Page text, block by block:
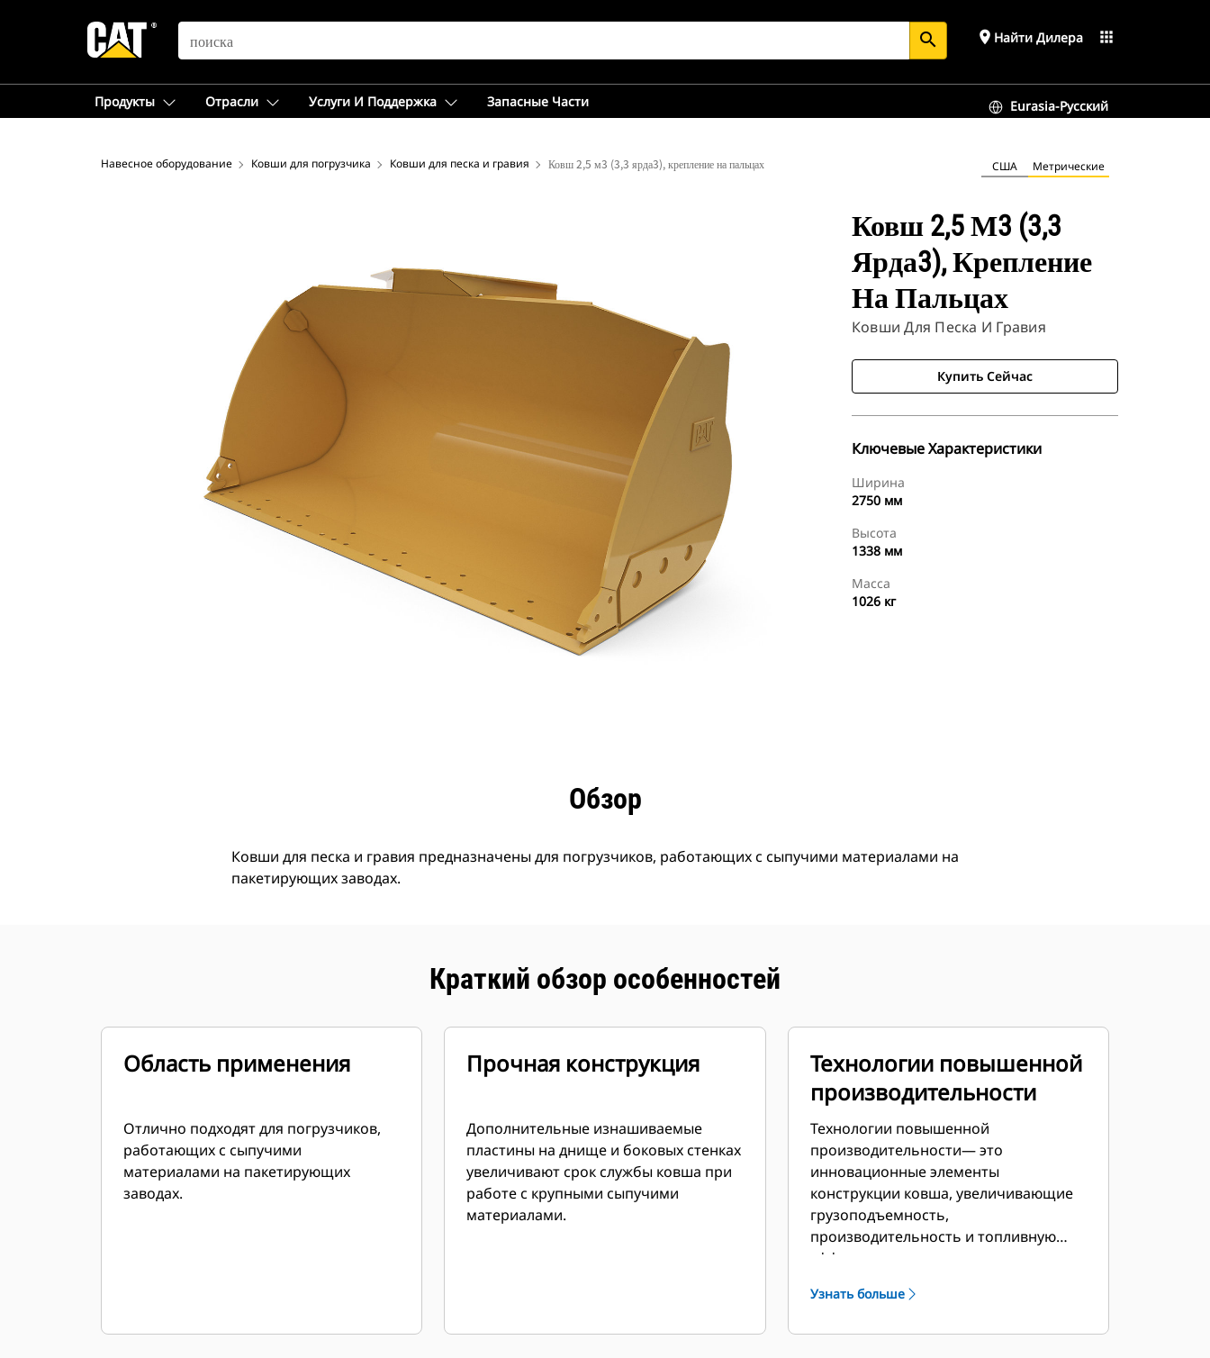
SEARCH search place Найти Дилера apps
Продукты Отрасли Услуги И Поддержка Запасные Части Eurasia-Русский
Навесное оборудование Ковши для погрузчика Ковши для песка и гравия Ковш 2,5 м3 (3,3 ярда3), крепление на пальцах США Метрические
Ковш 2,5 М3 (3,3
Ярда3), Крепление
На Пальцах
Ковши Для Песка И Гравия
Купить Сейчас
Ключевые Характеристики
Ширина
2750 мм
Высота
1338 мм
Масса
1026 кг
Обзор
Ковши для песка и гравия предназначены для погрузчиков, работающих с сыпучими материалами на
пакетирующих заводах.
Краткий обзор особенностей
Область применения
Отлично подходят для погрузчиков,
работающих с сыпучими
материалами на пакетирующих
заводах.
Прочная конструкция
Дополнительные изнашиваемые
пластины на днище и боковых стенках
увеличивают срок службы ковша при
работе с крупными сыпучими
материалами.
Технологии повышенной
производительности
Технологии повышенной
производительности— это
инновационные элементы
конструкции ковша, увеличивающие
грузоподъемность,
производительность и топливную
эффективность.
Узнать больше